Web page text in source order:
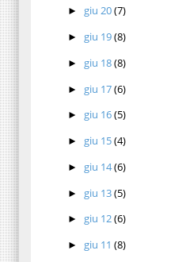
► giu 20(7)
► giu 19(8)
► giu 18(8)
► giu 17(6)
► giu 16(5)
► giu 15(4)
► giu 14(6)
► giu 13(5)
► giu 12(6)
► giu 11(8)